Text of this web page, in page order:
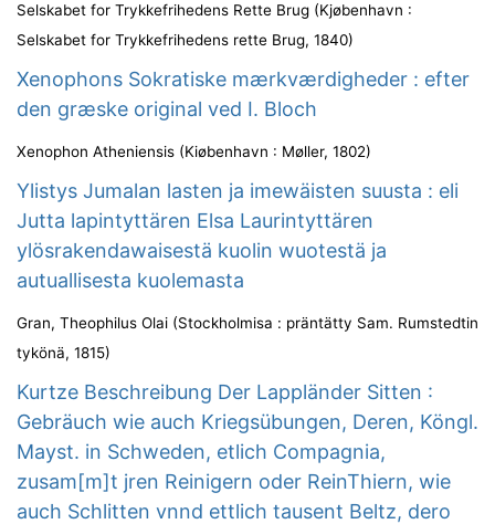
Selskabet for Trykkefrihedens Rette Brug (Kjøbenhavn :
Selskabet for Trykkefrihedens rette Brug, 1840)
Xenophons Sokratiske mærkværdigheder : efter
den græske original ved I. Bloch
Xenophon Atheniensis (Kiøbenhavn : Møller, 1802)
Ylistys Jumalan lasten ja imewäisten suusta : eli
Jutta lapintyttären Elsa Laurintyttären
ylösrakendawaisestä kuolin wuotestä ja
autuallisesta kuolemasta
Gran, Theophilus Olai (Stockholmisa : präntätty Sam. Rumstedtin
tykönä, 1815)
Kurtze Beschreibung Der Lappländer Sitten :
Gebräuch wie auch Kriegsübungen, Deren, Köngl.
Mayst. in Schweden, etlich Compagnia,
zusam[m]t jren Reinigern oder ReinThiern, wie
auch Schlitten vnnd ettlich tausent Beltz, dero